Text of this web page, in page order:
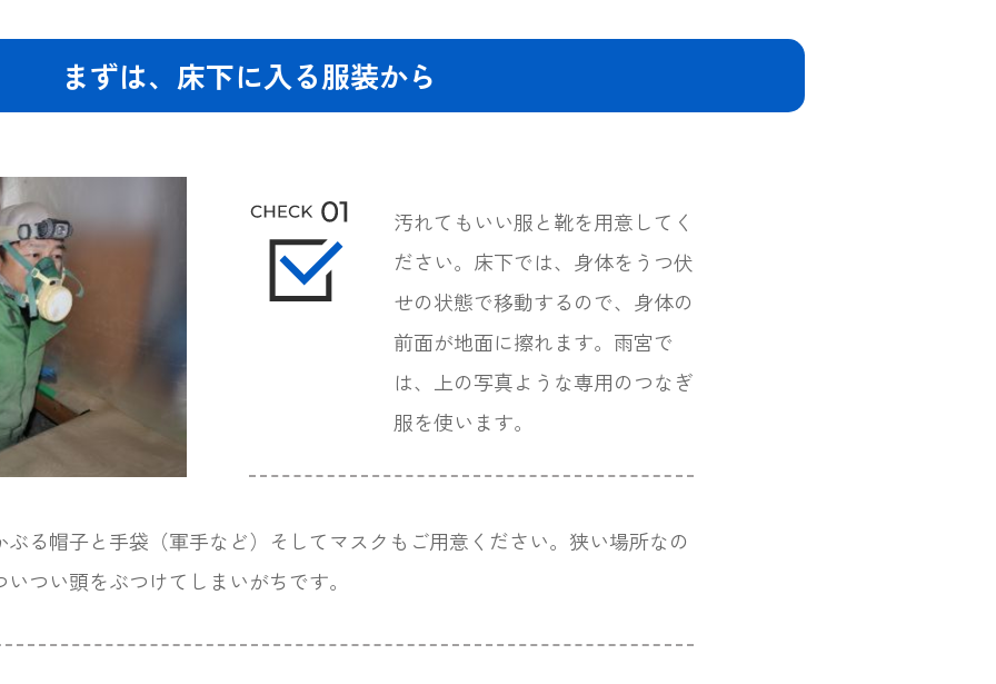
まずは、床下に入る服装から
汚れてもいい服と靴を用意してく
ださい。床下では、身体をうつ伏
せの状態で移動するので、身体の
前面が地面に擦れます。雨宮で
は、上の写真ような専用のつなぎ
服を使います。
ぶる帽子と手袋（軍手など）そしてマスクもご用意ください。狭い場所なの
いつい頭をぶつけてしまいがちです。